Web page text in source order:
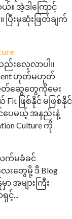
အဲ့ဒါကြောင့်
ပြီးမှဆုံးဖြတ်ချက်
ည်းလေ့လာပါ။
ဟုတ်မဟုတ်
မိတ်ဆွေတွေကိုမေး
ဖြစ်နိုင် မဖြစ်နိုင်
ေမယ့် အနည်းနဲ့
Culture ကို
က်မခံခင်
းတွေမို့ ဒီ Blog
အများကြီး
င့်...